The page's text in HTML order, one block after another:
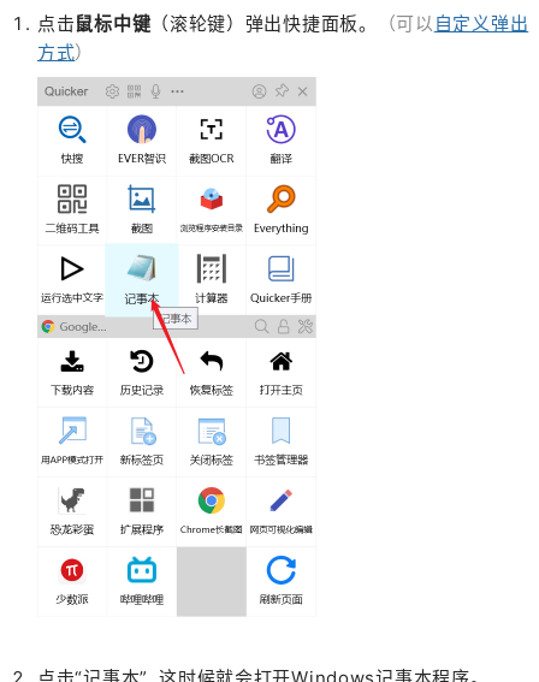
点击鼠标中键 （滚轮键）弹出快捷面板。 （可以 自定义弹出
方式）
点击“记事本”, 这时候就会打开Windows记事本程序。